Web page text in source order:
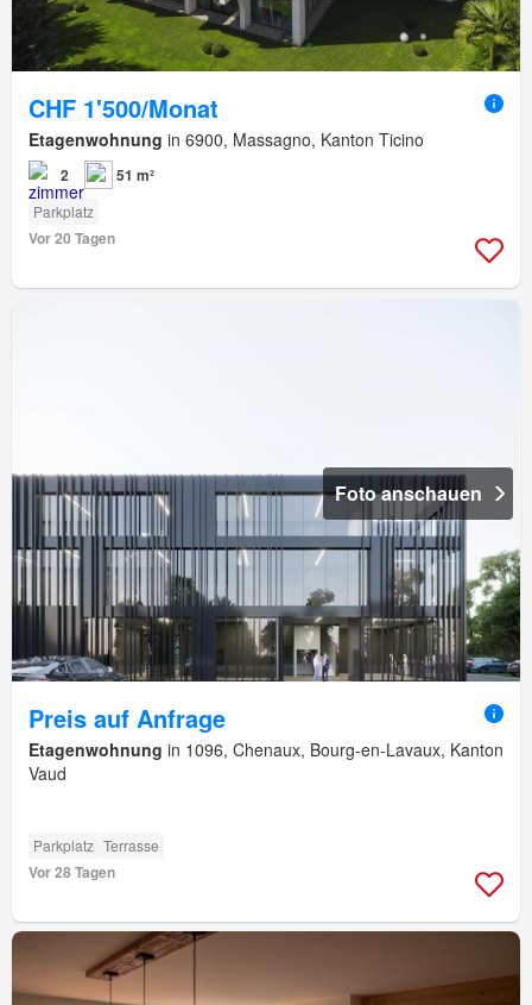
CHF 1'500/Monat
Etagenwohnung in 6900, Massagno, Kanton Ticino
2 51 m²
Parkplatz
Vor 20 Tagen
Foto anschauen
Preis auf Anfrage
Etagenwohnung in 1096, Chenaux, Bourg-en-Lavaux, Kanton
Vaud
Parkplatz Terrasse
Vor 28 Tagen